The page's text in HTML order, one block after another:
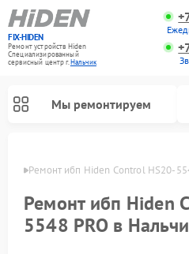
FIX-HIDEN
Ремонт устройств Hiden
Специализированный
cервисный центр г.Нальчик
Мы ремонтируем
Ремонт ибп Hiden Control HS20-
Ремонт ибп Hiden
5548 PRO в